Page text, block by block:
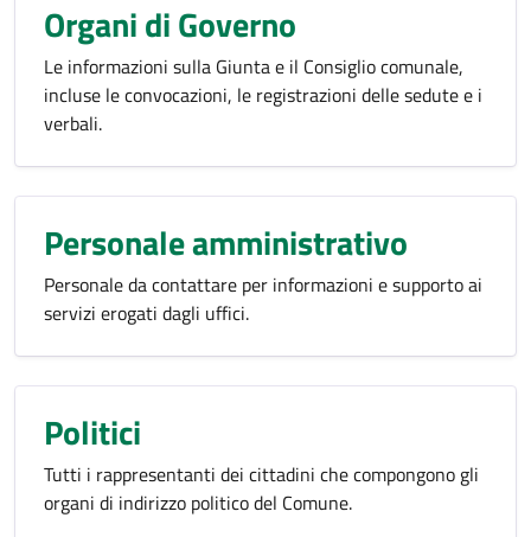
Organi di Governo
Le informazioni sulla Giunta e il Consiglio comunale,
incluse le convocazioni, le registrazioni delle sedute e i
verbali.
Personale amministrativo
Personale da contattare per informazioni e supporto ai
servizi erogati dagli uffici.
Politici
Tutti i rappresentanti dei cittadini che compongono gli
organi di indirizzo politico del Comune.